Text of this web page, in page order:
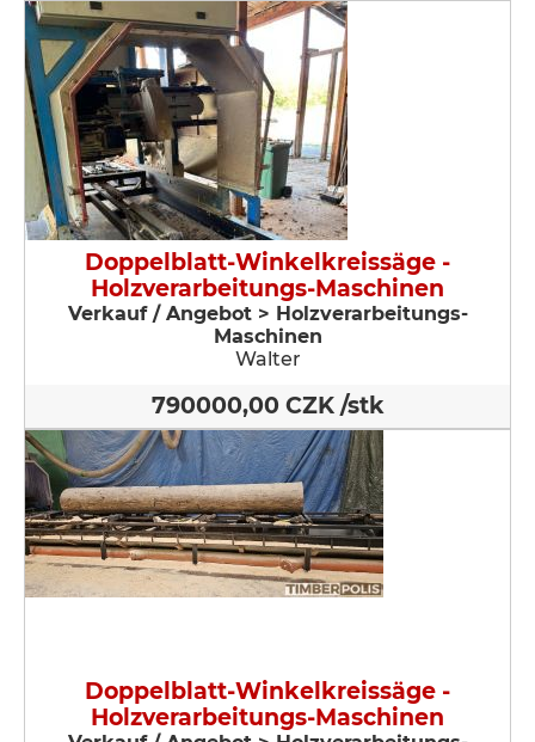
Doppelblatt-Winkelkreissäge -
Holzverarbeitungs-Maschinen
Verkauf / Angebot > Holzverarbeitungs-
Maschinen
Walter
790000,00 CZK /stk
Doppelblatt-Winkelkreissäge -
Holzverarbeitungs-Maschinen